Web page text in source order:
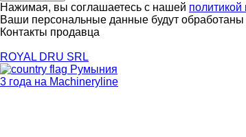
Нажимая, вы соглашаетесь с нашей
Ваши персональные данные будут
Контакты продавца
ROYAL DRU SRL
Румыния
3 года на Machineryline